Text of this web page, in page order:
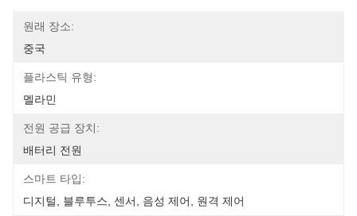
원래 장소:
중국
플라스틱 유형:
멜라민
전원 공급 장치:
배터리 전원
스마트 타입:
디지털, 블루투스, 센서, 음성 제어, 원격 제어